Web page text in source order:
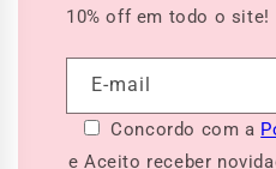
10% offem todo o site!
E-mail
Concordo com a
e Aceito receber